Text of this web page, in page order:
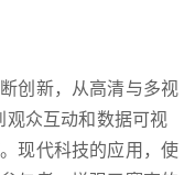
创新，从高清与多视
观众互动和数据可视
现代科技的应用，使